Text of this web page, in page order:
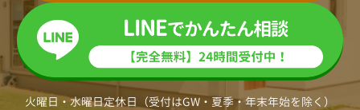
火曜日・水曜日定休日（受付はGW・夏季・年末年始を除く）